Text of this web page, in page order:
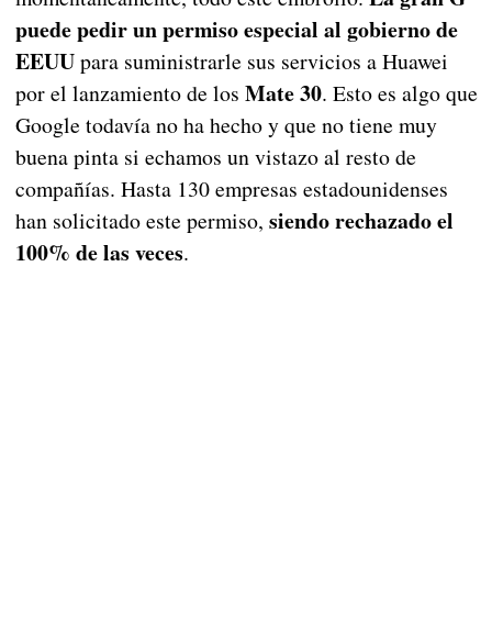
puede pedir un permiso especial al gobierno de
EEUUpara suministrarle sus servicios a Huawei
por el lanzamiento de los Mate 30. Esto es algo que
Google todavía no ha hecho y que no tiene muy
buena pinta si echamos un vistazo al resto de
compañías. Hasta 130 empresas estadounidenses
han solicitado este permiso, siendo rechazado el
100% de las veces.